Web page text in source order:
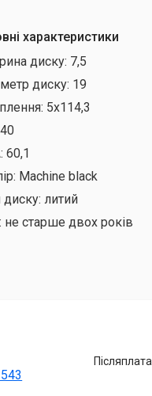
характеристики
диску: 7,5
диску: 19
5х114,3
40
60,1
Machine black
диску: литий
не старше двох років
Післяплата